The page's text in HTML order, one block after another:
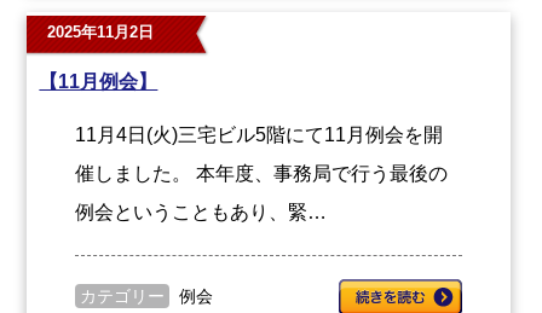
2025年11月2日
【11月例会】
11月4日(火)三宅ビル5階にて11月例会を開
催しました。 本年度、事務局で行う最後の
例会ということもあり、緊…
カテゴリー 例会